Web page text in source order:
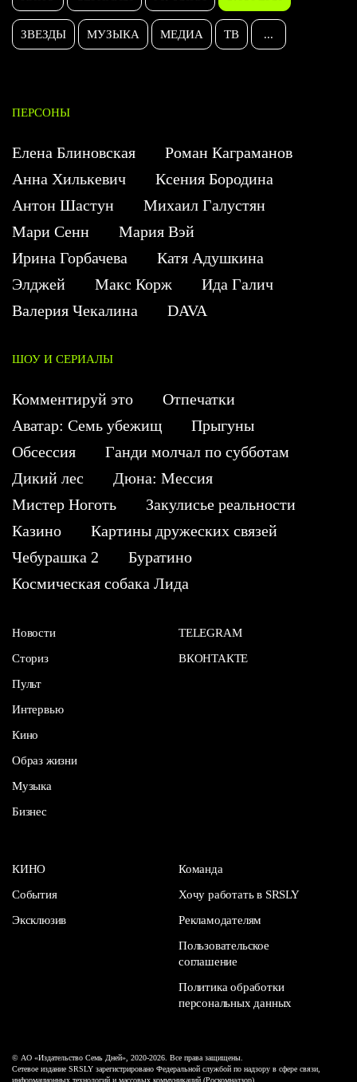
ЗВЕЗДЫ МУЗЫКА МЕДИА ТВ ...
ПЕРСОНЫ
Елена Блиновская
Роман Каграманов
Анна Хилькевич
Ксения Бородина
Антон Шастун
Михаил Галустян
Мари Сенн
Мария Вэй
Ирина Горбачева
Катя Адушкина
Элджей
Макс Корж
Ида Галич
Валерия Чекалина
DAVA
ШОУ И СЕРИАЛЫ
Комментируй это
Отпечатки
Аватар: Семь убежищ
Прыгуны
Обсессия
Ганди молчал по субботам
Дикий лес
Дюна: Мессия
Мистер Ноготь
Закулисье реальности
Казино
Картины дружеских связей
Чебурашка 2
Буратино
Космическая собака Лида
Новости
Сториз
Пульт
Интервью
Кино
Образ жизни
Музыка
Бизнес
TELEGRAM
ВКОНТАКТЕ
КИНО
События
Эксклюзив
Команда
Хочу работать в SRSLY
Рекламодателям
Пользовательское
соглашение
Политика обработки
персональных данных
© АО «Издательство Семь Дней», 2020-2026. Все права защищены.
Сетевое издание SRSLY зарегистрировано Федеральной службой по надзору в сфере связи,